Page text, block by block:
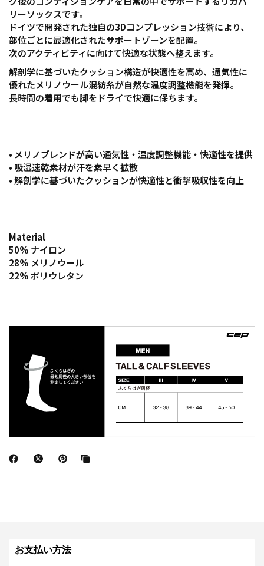
リーソックスです。
ドイツで開発された独自の3Dコンプレッション技術により、
部位ごとに最適化されたサポートゾーンを配置。
次のアクティビティに向けて快適な状態へ整えます。
解剖学に基づいたクッション構造が快適性を高め、通気性に
優れたメリノウール混紡糸が自然な温度調整機能を発揮。
長時間の着用でも脚をドライで快適に保ちます。
• メリノブレンドが高い通気性・温度調整機能・快適性を提供
• 吸湿速乾素材が汗を素早く拡散
• 解剖学に基づいたクッションが快適性と衝撃吸収性を向上
Material
50% ナイロン
28% メリノウール
22% ポリウレタン
お支払い方法